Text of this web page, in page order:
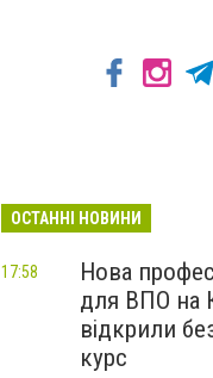
ОСТАННІ НОВИНИ
Нова
для ВПО на
відкрили
курс
17:58